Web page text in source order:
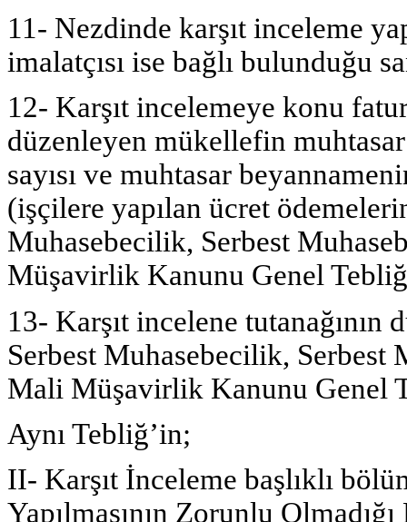
11- Nezdinde karşıt inceleme
imalatçısı ise bağlı bulunduğu
12- Karşıt incelemeye konu
düzenleyen mükellefin muhtasar
sayısı ve muhtasar
(işçilere yapılan ücret
Muhasebecilik, Serbest
Müşavirlik Kanunu Genel
13- Karşıt incelene
Serbest Muhasebecilik,
Mali Müşavirlik Kanunu Genel
Aynı Tebliğ’in;
II- Karşıt İnceleme başlıklı
Yapılmasının Zorunlu